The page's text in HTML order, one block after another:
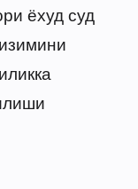
ёхуд суд